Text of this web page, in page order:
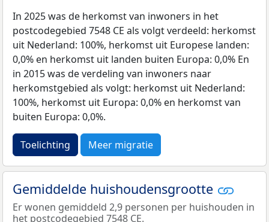
In 2025 was de herkomst van inwoners in het
postcodegebied 7548 CE als volgt verdeeld: herkomst
uit Nederland: 100%, herkomst uit Europese landen:
0,0% en herkomst uit landen buiten Europa: 0,0% En
in 2015 was de verdeling van inwoners naar
herkomstgebied als volgt: herkomst uit Nederland:
100%, herkomst uit Europa: 0,0% en herkomst van
buiten Europa: 0,0%.
Toelichting Meer migratie
Gemiddelde huishoudensgrootte
Er wonen gemiddeld 2,9 personen per huishouden in
het postcodegebied 7548 CE.